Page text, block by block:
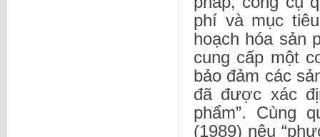
phí và mục
hoạch hóa sản
cung cấp một
bảo đảm các
đã được xác
phẩm”. Cùng
(1989) nêu